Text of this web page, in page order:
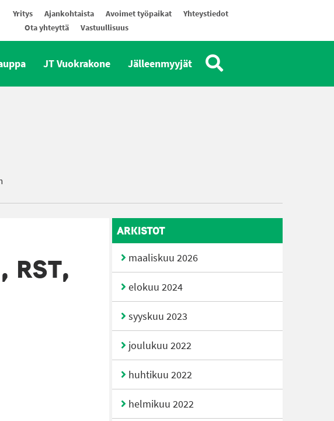
Yritys Ajankohtaista Avoimet työpaikat
Yhteystiedot
Ota yhteyttä
Vastuullisuus
JT Vuokrakone Jälleenmyyjät
RST,
ARKISTOT
maaliskuu 2026
elokuu 2024
syyskuu 2023
joulukuu 2022
huhtikuu 2022
helmikuu 2022